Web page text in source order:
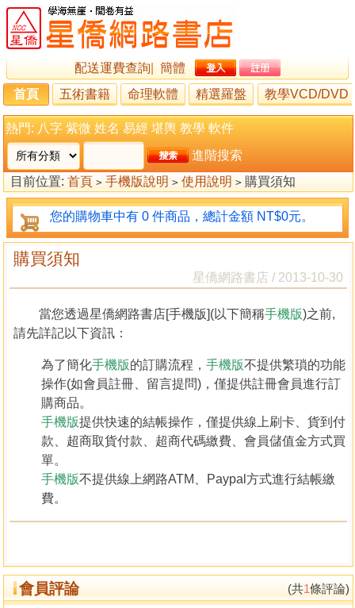
配送運費查詢
簡體
首頁
五術書籍 命理軟體 精選羅盤 教學VCD/DVD
熱門: 八字 紫微 姓名 易經 堪輿 教學 軟件
進階搜索
目前位置: 首頁 > 手機版說明 > 使用說明 > 購買須知
您的購物車中有 0 件商品，總計金額 NT$0元。
購買須知
星僑網路書店 / 2013-10-30
當您透過星僑網路書店[手機版](以下簡稱手機版)之前,
請先詳記以下資訊：
為了簡化手機版的訂購流程， 手機版不提供繁瑣的功能
操作(如會員註冊、留言提問)，僅提供註冊會員進行訂
購商品。
手機版提供快速的結帳操作，僅提供線上刷卡、貨到付
款、超商取貨付款、超商代碼繳費、會員儲值金方式買
單。
手機版不提供線上網路ATM、Paypal方式進行結帳繳
費。
會員評論 (共1條評論)